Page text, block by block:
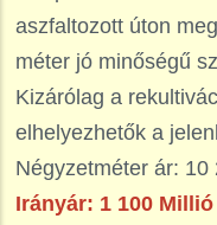
aszfaltozott úton
méter jó minőségű
Kizárólag a
elhelyezhetők a
Négyzetméter ár: 10
Irányár: 1 100 Millió